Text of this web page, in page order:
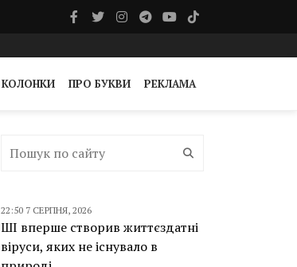
КОЛОНКИ ПРО БУКВИ РЕКЛАМА
22:50 7 СЕРПНЯ, 2026
ШІ вперше створив життєздатні
віруси, яких не існувало в